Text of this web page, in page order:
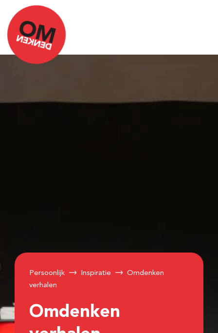
Persoonlijk Inspiratie
Omdenken
verhalen
Omdenken